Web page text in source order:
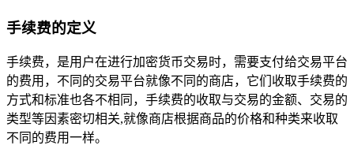
手续费的定义
手续费，是用户在进行加密货币交易时，需要支付给交易平台
的费用，不同的交易平台就像不同的商店，它们收取手续费的
方式和标准也各不相同，手续费的收取与交易的金额、交易的
类型等因素密切相关,就像商店根据商品的价格和种类来收取
不同的费用一样。